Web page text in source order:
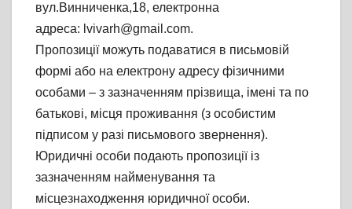
вул.Винниченка,18, електронна
адреса: lvivarh@gmail.com.
Пропозиції можуть подаватися в письмовій
формі або на електрону адресу фізичними
особами – з зазначенням прізвища, імені та по
батькові, місця проживання (з особистим
підписом у разі письмового звернення).
Юридичні особи подають пропозиції із
зазначенням найменування та
місцезнаходження юридичної особи.